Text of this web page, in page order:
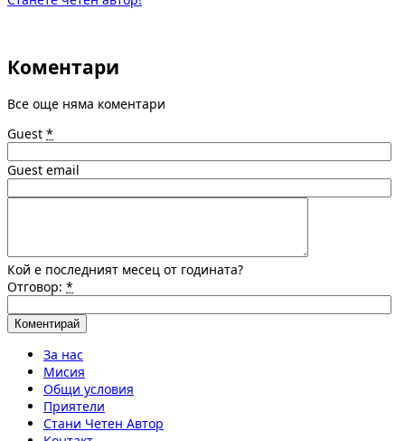
Коментари
Все още няма коментари
Guest *
Guest email
Кой е последният месец от годината?
Отговор: *
За нас
Мисия
Общи условия
Приятели
Стани Четен Автор